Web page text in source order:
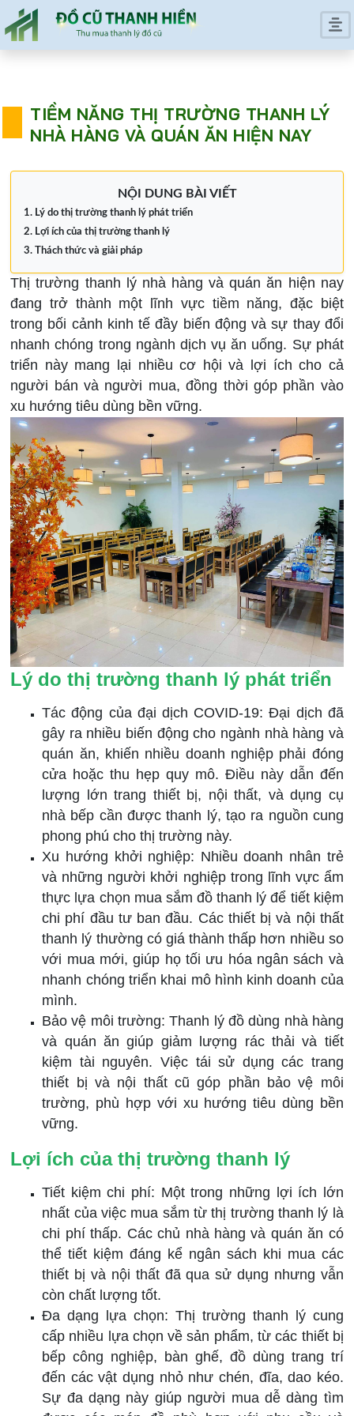
TIỀM NĂNG THỊ TRƯỜNG THANH LÝ
NHÀ HÀNG VÀ QUÁN ĂN HIỆN NAY
NỘI DUNG BÀI VIẾT
Lý do thị trường thanh lý phát triển
Lợi ích của thị trường thanh lý
Thách thức và giải pháp
Thị trường thanh lý nhà hàng và quán ăn hiện nay
đang trở thành một lĩnh vực tiềm năng, đặc biệt
trong bối cảnh kinh tế đầy biến động và sự thay đổi
nhanh chóng trong ngành dịch vụ ăn uống. Sự phát
triển này mang lại nhiều cơ hội và lợi ích cho cả
người bán và người mua, đồng thời góp phần vào
xu hướng tiêu dùng bền vững.
Lý do thị trường thanh lý phát triển
Tác động của đại dịch COVID-19: Đại dịch đã
gây ra nhiều biến động cho ngành nhà hàng và
quán ăn, khiến nhiều doanh nghiệp phải đóng
cửa hoặc thu hẹp quy mô. Điều này dẫn đến
lượng lớn trang thiết bị, nội thất, và dụng cụ
nhà bếp cần được thanh lý, tạo ra nguồn cung
phong phú cho thị trường này.
Xu hướng khởi nghiệp: Nhiều doanh nhân trẻ
và những người khởi nghiệp trong lĩnh vực ẩm
thực lựa chọn mua sắm đồ thanh lý để tiết kiệm
chi phí đầu tư ban đầu. Các thiết bị và nội thất
thanh lý thường có giá thành thấp hơn nhiều so
với mua mới, giúp họ tối ưu hóa ngân sách và
nhanh chóng triển khai mô hình kinh doanh của
mình.
Bảo vệ môi trường: Thanh lý đồ dùng nhà hàng
và quán ăn giúp giảm lượng rác thải và tiết
kiệm tài nguyên. Việc tái sử dụng các trang
thiết bị và nội thất cũ góp phần bảo vệ môi
trường, phù hợp với xu hướng tiêu dùng bền
vững.
Lợi ích của thị trường thanh lý
Tiết kiệm chi phí: Một trong những lợi ích lớn
nhất của việc mua sắm từ thị trường thanh lý là
chi phí thấp. Các chủ nhà hàng và quán ăn có
thể tiết kiệm đáng kể ngân sách khi mua các
thiết bị và nội thất đã qua sử dụng nhưng vẫn
còn chất lượng tốt.
Đa dạng lựa chọn: Thị trường thanh lý cung
cấp nhiều lựa chọn về sản phẩm, từ các thiết bị
bếp công nghiệp, bàn ghế, đồ dùng trang trí
đến các vật dụng nhỏ như chén, đĩa, dao kéo.
Sự đa dạng này giúp người mua dễ dàng tìm